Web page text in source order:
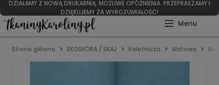
DZIAŁAMY Z NOWĄ DRUKARNIĄ. MOŻLIWE OPÓŹNIENIA. PRZEPRASZAMY I
DZIĘKUJEMY ZA WYROZUMIAŁOŚĆ!
Strona główna EKOSKÓRA / SKAJ Kaletnicza Matowa